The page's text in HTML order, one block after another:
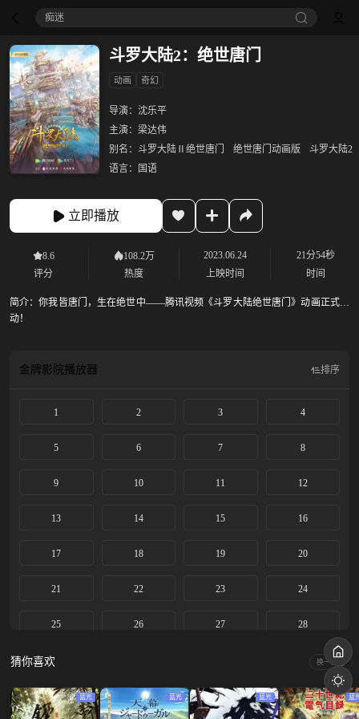
痴迷
斗罗大陆2：绝世唐门
动画 奇幻
导演： 沈乐平
主演： 梁达伟
别名： 斗罗大陆Ⅱ绝世唐门 绝世唐门动画版
斗罗大陆2
语言：
国语
立即播放
8.6
评分
108.2万
热度
2023.06.24
上映时间
21分54秒
时间
简介：你我皆唐门，生在绝世中——腾讯视频《斗罗大陆绝世唐门》动画正式启
动！
金牌影院播放器 排序
1 2 3 4
5 6 7 8
9 10 11 12
13 14 15 16
17 18 19 20
21 22 23 24
25 26 27 28
29
33 34 35 36
猜你喜欢 换一换
蓝光 蓝光 蓝光 蓝